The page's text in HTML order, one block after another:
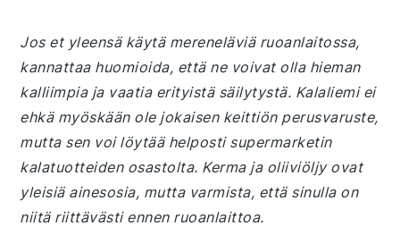
Jos et yleensä käytä mereneläviä ruoanlaitossa,
kannattaa huomioida, että ne voivat olla hieman
kalliimpia ja vaatia erityistä säilytystä. Kalaliemi ei
ehkä myöskään ole jokaisen keittiön perusvaruste,
mutta sen voi löytää helposti supermarketin
kalatuotteiden osastolta. Kerma ja oliiviöljy ovat
yleisiä ainesosia, mutta varmista, että sinulla on
niitä riittävästi ennen ruoanlaittoa.